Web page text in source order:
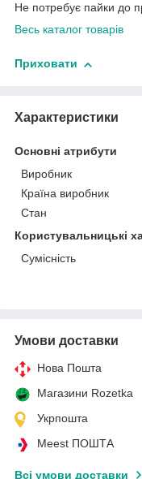
Не потребує пайки до
Весь каталог товарів
Приховати
Характеристики
Основні атрибути
Виробник
Країна виробник
Стан
Користувальницькі
Сумісність
Умови доставки
Нова Пошта
Магазини Rozetka
Укрпошта
Meest ПОШТА
Всі умови доставки